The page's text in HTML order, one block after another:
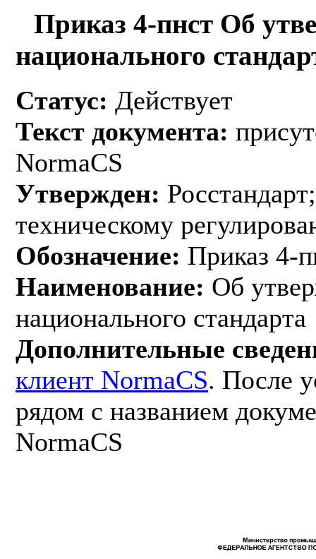
Приказ 4-пнст Об
национального
Статус: Действует
Текст документа:
NormaCS
Утвержден:
техническому
Обозначение: Приказ 4-
Наименование: Об
национального стандарта
Дополнительные
клиент NormaCS. После
рядом с названием
NormaCS